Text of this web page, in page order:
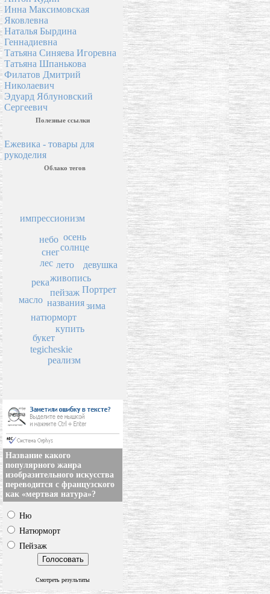
Инна Максимовская
Яковлевна
Наталья Бырдина
Геннадиевна
Татьяна Синяева Игоревна
Татьяна Шпанькова
Филатов Дмитрий
Николаевич
Эдуард Яблуновский
Сергеевич
Полезные ссылки
Ежевика - товары для
рукоделия
Облако тегов
пейзаж
названия
живопись
лето
натюрморт
купить
солнце
лес
зима
осень
букет
масло
река
снег
tegicheskie
реализм
небо
импрессионизм
Портрет
девушка
Название какого
популярного жанра
изобразительного искусства
переводится с французского
как «мертвая натура»?
Ню
Натюрморт
Пейзаж
Смотреть результаты